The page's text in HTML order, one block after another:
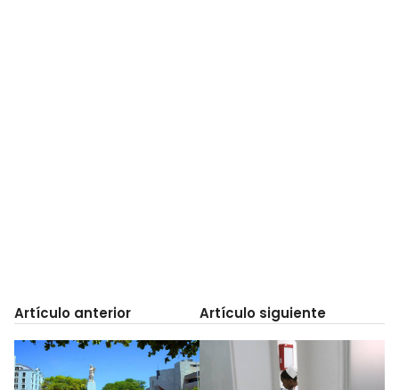
Artículo anterior Artículo siguiente